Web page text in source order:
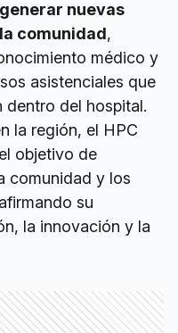
nuevas
comunidad,
médico y
asistenciales que
dentro del hospital.
la región, el HPC
objetivo de
comunidad y los
su
la innovación y la